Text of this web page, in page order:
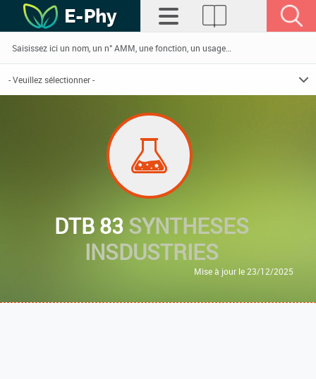
DTB 83SYNTHESES
INSDUSTRIES
Mise à jour le 23/12/2025